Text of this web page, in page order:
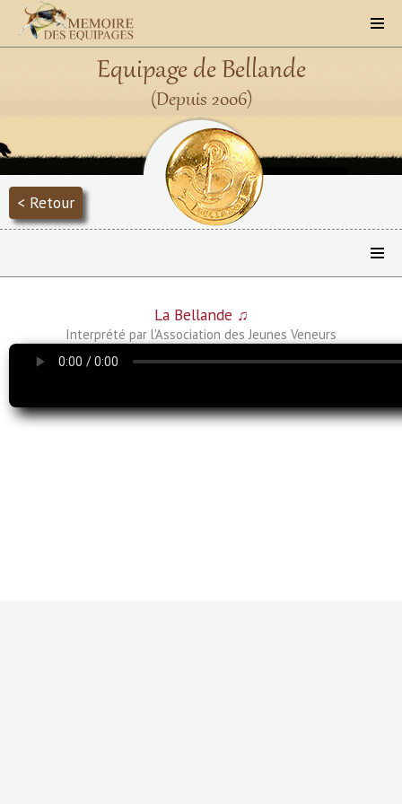
Equipage de Bellande
(Depuis 2006)
< Retour
La Bellande ♫
Interprété par l'Association des Jeunes Veneurs